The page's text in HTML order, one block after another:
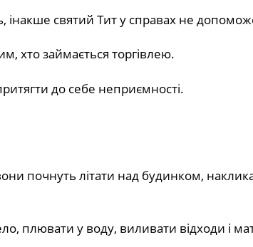
інакше святий Тит у справах не
хто займається торгівлею.
до себе неприємності.
почнуть літати над будинком,
плювати у воду, виливати відходи і